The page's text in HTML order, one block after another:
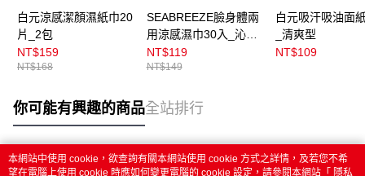
白元涼感潔顏濕紙巾20
片_2包
NT$159
NT$168
SEABREEZE臉身體兩
用涼感濕巾30入_沁涼
薄荷
NT$119
NT$149
白元吸汗吸油面
_清爽型
NT$109
你可能有興趣的商品全站排行
熱門標籤
本網站中使用 cookie，欲查詢有關本網站使用 cookie 方式之詳情，及若您不希
望在電腦上使用 cookie 時應如何變更電腦的 cookie 設定，請參閱本網站「 隱私